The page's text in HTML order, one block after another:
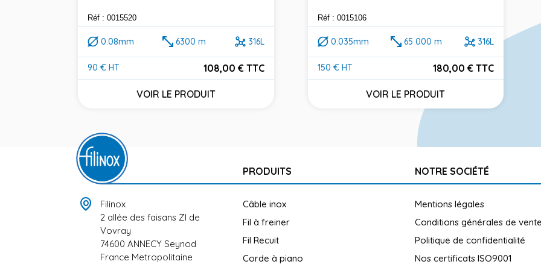
Réf : 0015520
0.08mm 6300 m 316L
90 € HT
Prix
108,00 € TTC
VOIR LE PRODUIT
Réf : 0015106
0.035mm 65 000 m 316L
150 € HT
Prix
180,00 € TTC
VOIR LE PRODUIT
Filinox
2 allée des faisans ZI de
Vovray
74600 ANNECY Seynod
France Metropolitaine
PRODUITS
Câble inox
Fil à freiner
Fil Recuit
Corde à piano
NOTRE SOCIÉTÉ
Mentions légales
Conditions générales de
Politique de confidentialité
Nos certificats ISO9001